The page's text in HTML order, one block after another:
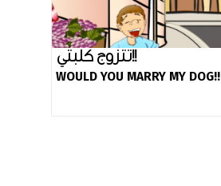
تتزوج كلبتي!!
WOULD YOU MARRY MY DOG!!